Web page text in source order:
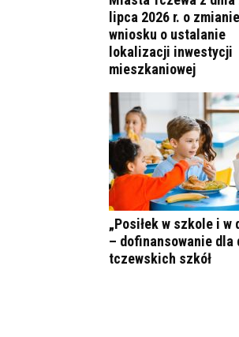
lipca 2026 r. o zmianie
wniosku o ustalanie
lokalizacji inwestycji
mieszkaniowej
„Posiłek w szkole i w
– dofinansowanie dla
tczewskich szkół